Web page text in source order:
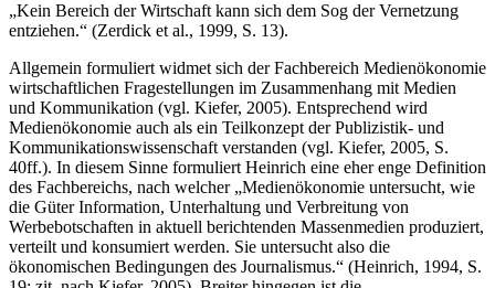
„Kein Bereich der Wirtschaft kann sich dem Sog der Vernetzung
entziehen.“ (Zerdick et al., 1999, S. 13).
Allgemein formuliert widmet sich der Fachbereich Medienökonomie
wirtschaftlichen Fragestellungen im Zusammenhang mit Medien
und Kommunikation (vgl. Kiefer, 2005). Entsprechend wird
Medienökonomie auch als ein Teilkonzept der Publizistik- und
Kommunikationswissenschaft verstanden (vgl. Kiefer, 2005, S.
40ff.). In diesem Sinne formuliert Heinrich eine eher enge Definition
des Fachbereichs, nach welcher „Medienökonomie untersucht, wie
die Güter Information, Unterhaltung und Verbreitung von
Werbebotschaften in aktuell berichtenden Massenmedien produziert,
verteilt und konsumiert werden. Sie untersucht also die
ökonomischen Bedingungen des Journalismus.“ (Heinrich, 1994, S.